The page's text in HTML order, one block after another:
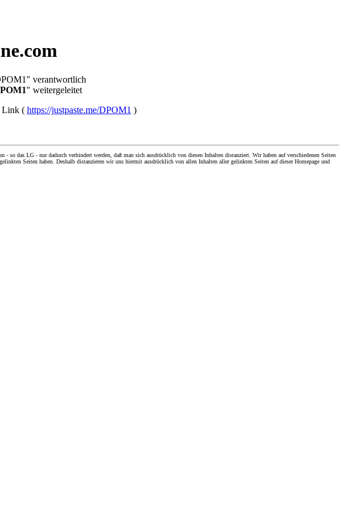
verantwortlich
" weitergeleitet
Link ( https://justpaste.me/DPOM1 )
das LG - nur dadurch verhindert werden, daß man sich ausdrücklich von diesen Inhalten distanziert. Wir haben auf verschiedenen Seiten
Seiten haben. Deshalb distanzieren wir uns hiermit ausdrücklich von allen Inhalten aller gelinkten Seiten auf dieser Homepage und